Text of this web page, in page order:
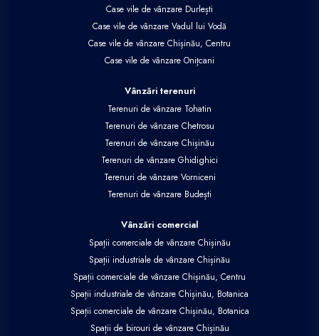
Case vile de vânzare Durlești
Case vile de vânzare Vadul lui Vodă
Case vile de vânzare Chișinău, Centru
Case vile de vânzare Onițcani
Vânzări terenuri
Terenuri de vânzare Tohatin
Terenuri de vânzare Chetrosu
Terenuri de vânzare Chișinău
Terenuri de vânzare Ghidighici
Terenuri de vânzare Vorniceni
Terenuri de vânzare Budești
Vânzări comercial
Spații comerciale de vânzare Chișinău
Spații industriale de vânzare Chișinău
Spații comerciale de vânzare Chișinău, Centru
Spații industriale de vânzare Chișinău, Botanica
Spații comerciale de vânzare Chișinău, Botanica
Spații de birouri de vânzare Chișinău